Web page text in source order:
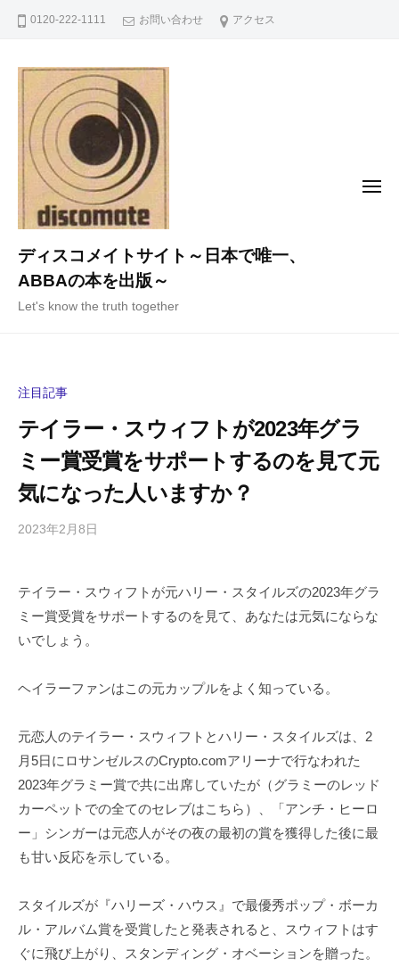
0120-222-1111 お問い合わせ アクセス
ディスコメイトサイト～日本で唯一、
ABBAの本を出版～
Let's know the truth together
メ
注目記事
テイラー・スウィフトが2023年グラ
ミー賞受賞をサポートするのを見て元
気になった人いますか？
2023年2月8日
i
g
a
m
a
の
コ
テイラー・スウィフトが元ハリー・スタイルズの2023年グラ
ミー賞受賞をサポートするのを見て、あなたは元気にならな
いでしょう。
ヘイラーファンはこの元カップルをよく知っている。
元恋人のテイラー・スウィフトとハリー・スタイルズは、2
月5日にロサンゼルスのCrypto.comアリーナで行なわれた
2023年グラミー賞で共に出席していたが（グラミーのレッド
カーペットでの全てのセレブはこちら）、「アンチ・ヒーロ
ー」シンガーは元恋人がその夜の最初の賞を獲得した後に最
も甘い反応を示している。
スタイルズが『ハリーズ・ハウス』で最優秀ポップ・ボーカ
ル・アルバム賞を受賞したと発表されると、スウィフトはす
ぐに飛び上がり、スタンディング・オベーションを贈った。